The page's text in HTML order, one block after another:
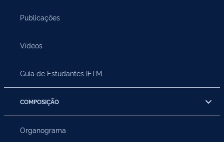
Publicações
Vídeos
Guia de Estudantes IFTM
COMPOSIÇÃO
Organograma